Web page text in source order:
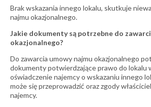
Brak wskazania innego lokalu, skutkuje
najmu okazjonalnego.
Jakie dokumenty są potrzebne do
okazjonalnego?
Do zawarcia umowy najmu okazjonalnego
dokumenty potwierdzające prawo do lokalu
oświadczenie najemcy o wskazaniu innego
może się przeprowadzić oraz zgody
najemcy.